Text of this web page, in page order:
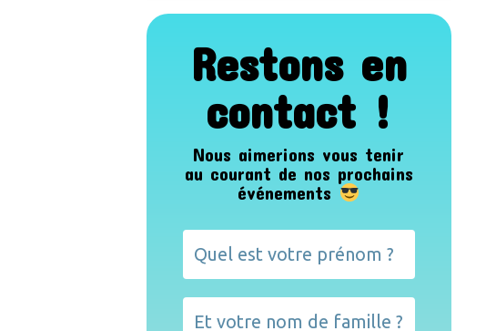
Restons en
contact !
Nous aimerions vous tenir
au courant de nos prochains
événements